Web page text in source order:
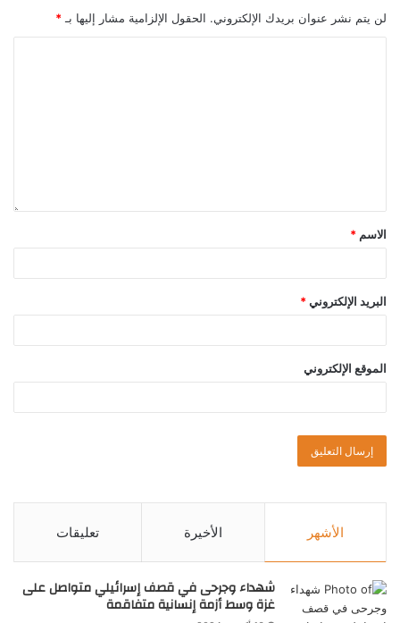
لن يتم نشر عنوان بريدك الإلكتروني. الحقول الإلزامية مشار إليها بـ *
الاسم *
البريد الإلكتروني *
الموقع الإلكتروني
الأشهر الأخيرة تعليقات
شهداء وجرحى في قصف إسرائيلي متواصل على
غزة وسط أزمة إنسانية متفاقمة